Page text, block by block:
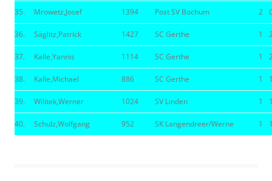
35. Mrowetz,Josef 1394 Post SV Bochum 2
36. Säglitz,Patrick 1427 SC Gerthe 1
37. Kalle,Yannis 1114 SC Gerthe 1
38. Kalle,Michael 886 SC Gerthe 1
39. Wilitek,Werner 1024 SV Linden 1
40. Schulz,Wolfgang 952 SK Langendreer/Werne 1